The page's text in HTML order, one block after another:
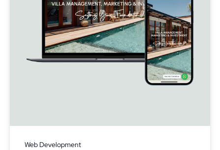
Web Development